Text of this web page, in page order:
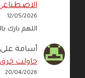
12/05/2026
اللهم بارك
أسامة
حاولت
20/04/2026